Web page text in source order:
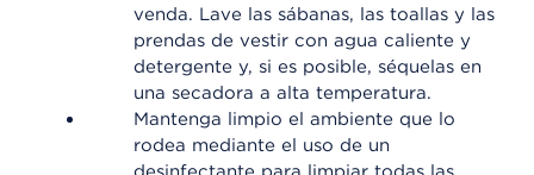
venda. Lave las sábanas, las toallas y las
prendas de vestir con agua caliente y
detergente y, si es posible, séquelas en
una secadora a alta temperatura.
Mantenga limpio el ambiente que lo
rodea mediante el uso de un